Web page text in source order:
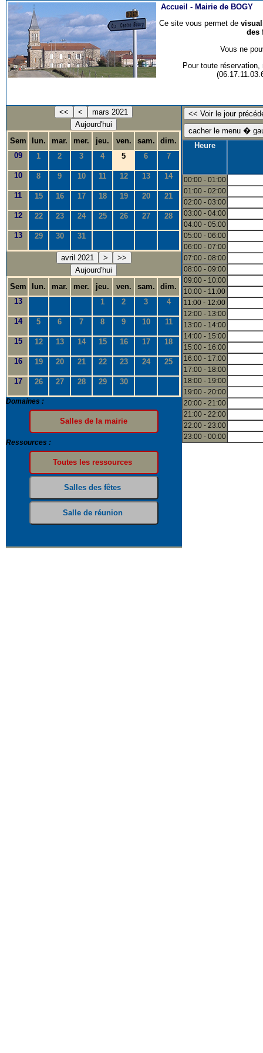
Accueil - Mairie de BOGY
Ce site vous permet de
des
Vous ne
Pour toute
<< <
mars 2021
Aujourd'hui
Sem
lun. mar. mer. jeu. ven. sam.
dim.
09
1 2 3 4 5 6 7
10 8 9 10 11 12 13 14
11 15 16 17 18 19 20 21
12 22 23 24 25 26 27 28
13 29 30 31
avril 2021 >
>>
Aujourd'hui
Sem
lun. mar. mer. jeu. ven. sam.
dim.
13
1 2 3 4
14 5 6 7 8 9 10 11
15 12 13 14 15 16 17 18
16 19 20 21 22 23 24 25
17 26 27 28 29 30
Domaines :
Ressources :
Heure
00:00 - 01:00
01:00 - 02:00
02:00 - 03:00
03:00 - 04:00
04:00 - 05:00
05:00 - 06:00
06:00 - 07:00
07:00 - 08:00
08:00 - 09:00
09:00 - 10:00
10:00 - 11:00
11:00 - 12:00
12:00 - 13:00
13:00 - 14:00
14:00 - 15:00
15:00 - 16:00
16:00 - 17:00
17:00 - 18:00
18:00 - 19:00
19:00 - 20:00
20:00 - 21:00
21:00 - 22:00
22:00 - 23:00
23:00 - 00:00